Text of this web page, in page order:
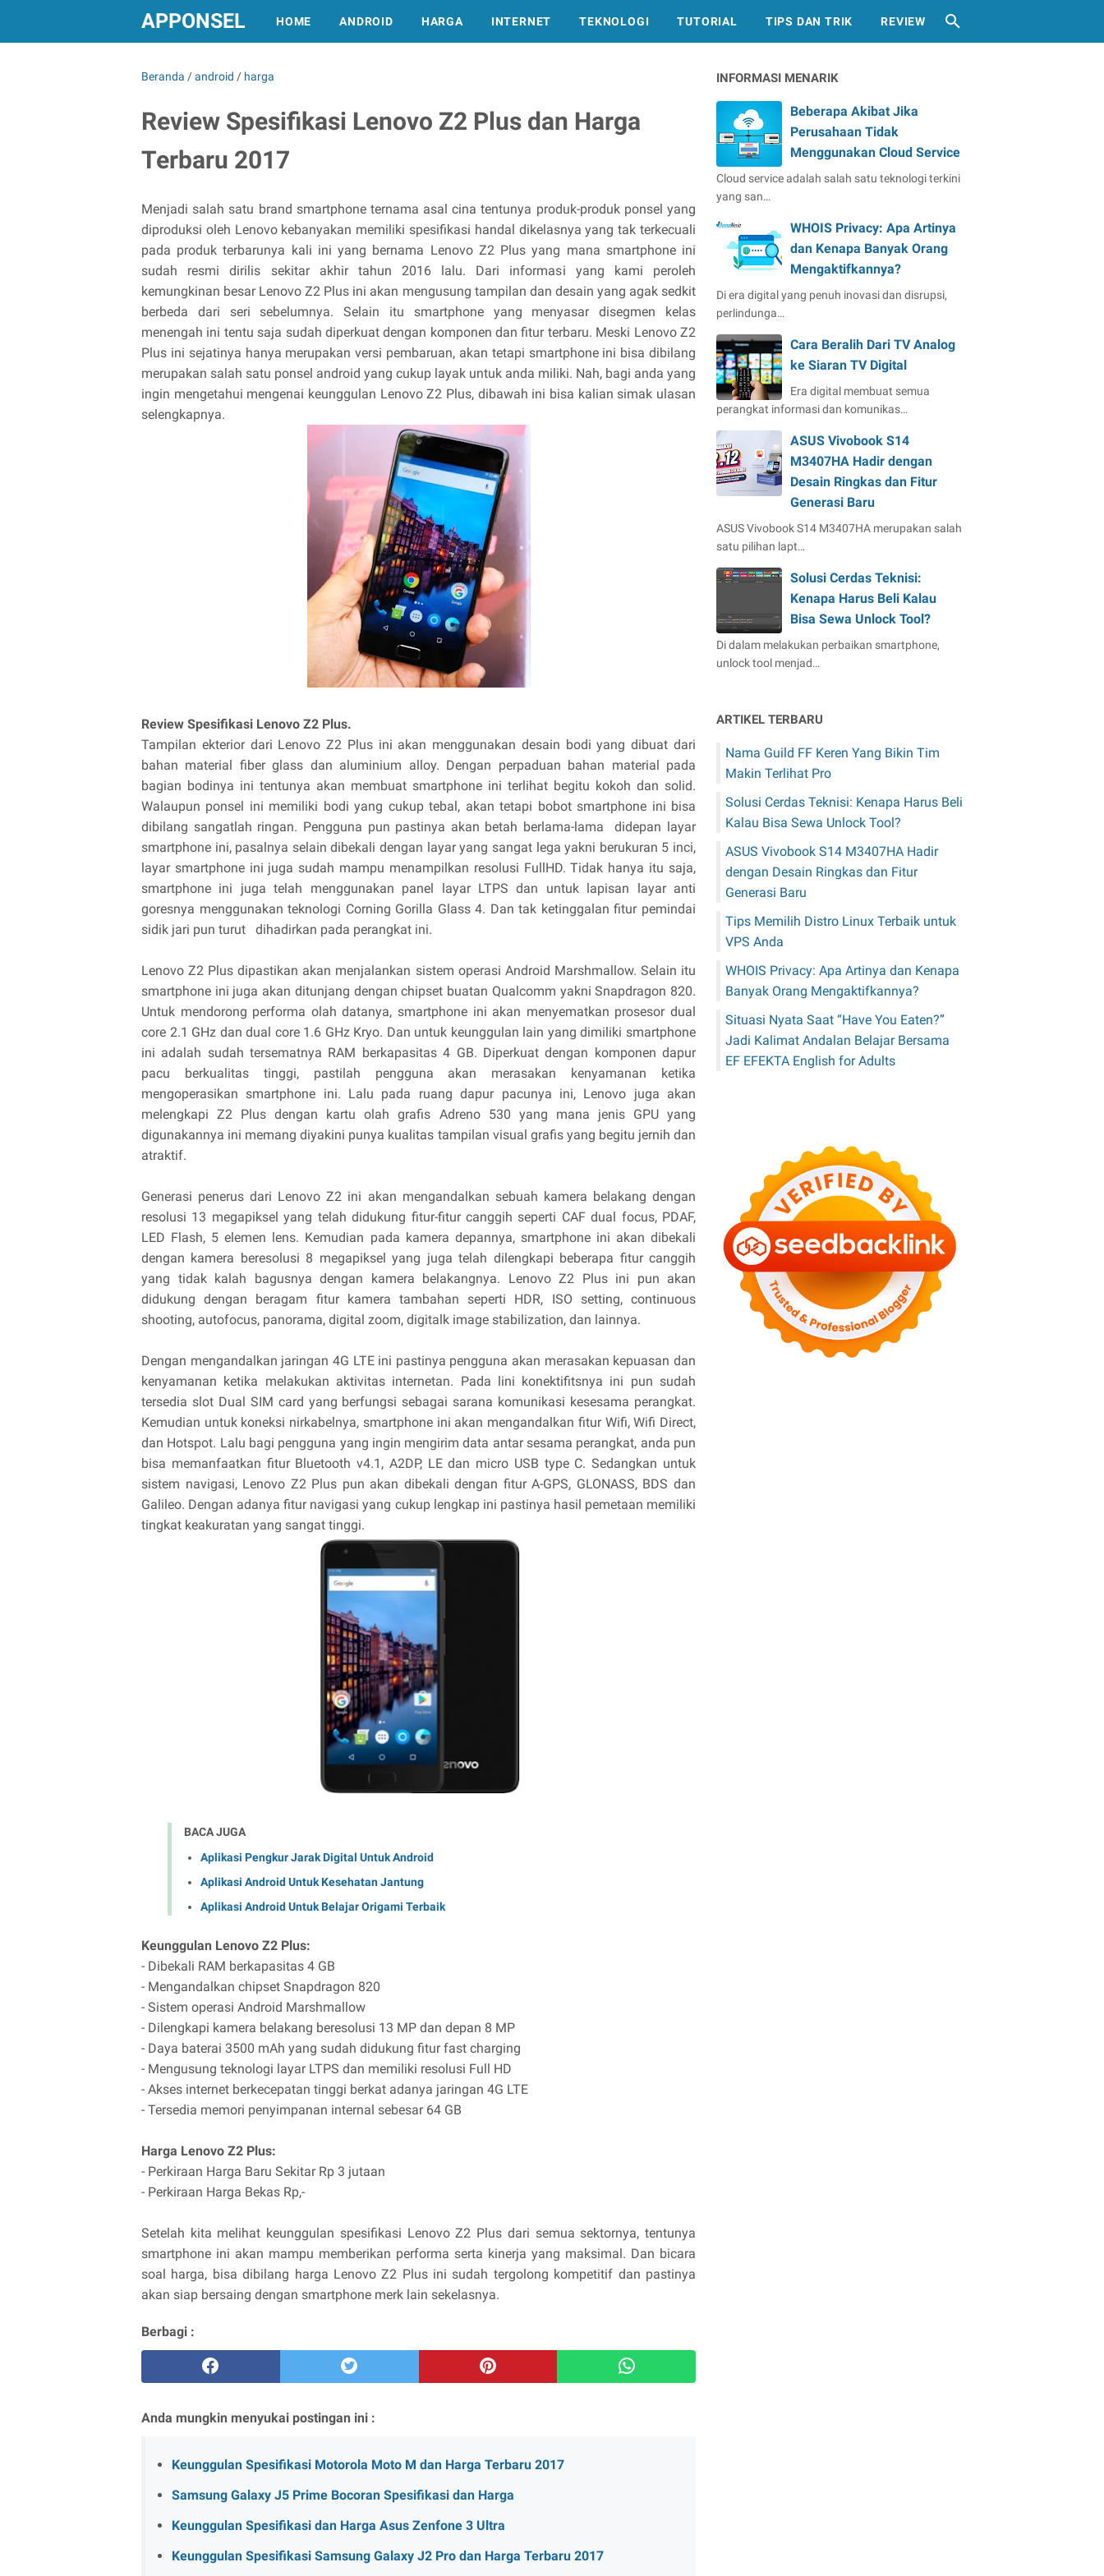
APPONSEL HOME ANDROID HARGA INTERNET TEKNOLOGI TUTORIAL TIPS DAN TRIK REVIEW
Beranda /android / harga
Review Spesifikasi Lenovo Z2 Plus dan Harga
Terbaru 2017
Menjadi salah satu brand smartphone ternama asal cina tentunya produk-produk ponsel yang
diproduksi oleh Lenovo kebanyakan memiliki spesifikasi handal dikelasnya yang tak terkecuali
pada produk terbarunya kali ini yang bernama Lenovo Z2 Plus yang mana smartphone ini
sudah resmi dirilis sekitar akhir tahun 2016 lalu. Dari informasi yang kami peroleh
kemungkinan besar Lenovo Z2 Plus ini akan mengusung tampilan dan desain yang agak sedkit
berbeda dari seri sebelumnya. Selain itu smartphone yang menyasar disegmen kelas
menengah ini tentu saja sudah diperkuat dengan komponen dan fitur terbaru. Meski Lenovo Z2
Plus ini sejatinya hanya merupakan versi pembaruan, akan tetapi smartphone ini bisa dibilang
merupakan salah satu ponsel android yang cukup layak untuk anda miliki. Nah, bagi anda yang
ingin mengetahui mengenai keunggulan Lenovo Z2 Plus, dibawah ini bisa kalian simak ulasan
selengkapnya.
Review Spesifikasi Lenovo Z2 Plus.
Tampilan ekterior dari Lenovo Z2 Plus ini akan menggunakan desain bodi yang dibuat dari
bahan material fiber glass dan aluminium alloy. Dengan perpaduan bahan material pada
bagian bodinya ini tentunya akan membuat smartphone ini terlihat begitu kokoh dan solid.
Walaupun ponsel ini memiliki bodi yang cukup tebal, akan tetapi bobot smartphone ini bisa
dibilang sangatlah ringan. Pengguna pun pastinya akan betah berlama-lama didepan layar
smartphone ini, pasalnya selain dibekali dengan layar yang sangat lega yakni berukuran 5 inci,
layar smartphone ini juga sudah mampu menampilkan resolusi FullHD. Tidak hanya itu saja,
smartphone ini juga telah menggunakan panel layar LTPS dan untuk lapisan layar anti
goresnya menggunakan teknologi Corning Gorilla Glass 4. Dan tak ketinggalan fitur pemindai
sidik jari pun turut dihadirkan pada perangkat ini.
Lenovo Z2 Plus dipastikan akan menjalankan sistem operasi Android Marshmallow. Selain itu
smartphone ini juga akan ditunjang dengan chipset buatan Qualcomm yakni Snapdragon 820.
Untuk mendorong performa olah datanya, smartphone ini akan menyematkan prosesor dual
core 2.1 GHz dan dual core 1.6 GHz Kryo. Dan untuk keunggulan lain yang dimiliki smartphone
ini adalah sudah tersematnya RAM berkapasitas 4 GB. Diperkuat dengan komponen dapur
pacu berkualitas tinggi, pastilah pengguna akan merasakan kenyamanan ketika
mengoperasikan smartphone ini. Lalu pada ruang dapur pacunya ini, Lenovo juga akan
melengkapi Z2 Plus dengan kartu olah grafis Adreno 530 yang mana jenis GPU yang
digunakannya ini memang diyakini punya kualitas tampilan visual grafis yang begitu jernih dan
atraktif.
Generasi penerus dari Lenovo Z2 ini akan mengandalkan sebuah kamera belakang dengan
resolusi 13 megapiksel yang telah didukung fitur-fitur canggih seperti CAF dual focus, PDAF,
LED Flash, 5 elemen lens. Kemudian pada kamera depannya, smartphone ini akan dibekali
dengan kamera beresolusi 8 megapiksel yang juga telah dilengkapi beberapa fitur canggih
yang tidak kalah bagusnya dengan kamera belakangnya. Lenovo Z2 Plus ini pun akan
didukung dengan beragam fitur kamera tambahan seperti HDR, ISO setting, continuous
shooting, autofocus, panorama, digital zoom, digitalk image stabilization, dan lainnya.
Dengan mengandalkan jaringan 4G LTE ini pastinya pengguna akan merasakan kepuasan dan
kenyamanan ketika melakukan aktivitas internetan. Pada lini konektifitsnya ini pun sudah
tersedia slot Dual SIM card yang berfungsi sebagai sarana komunikasi kesesama perangkat.
Kemudian untuk koneksi nirkabelnya, smartphone ini akan mengandalkan fitur Wifi, Wifi Direct,
dan Hotspot. Lalu bagi pengguna yang ingin mengirim data antar sesama perangkat, anda pun
bisa memanfaatkan fitur Bluetooth v4.1, A2DP, LE dan micro USB type C. Sedangkan untuk
sistem navigasi, Lenovo Z2 Plus pun akan dibekali dengan fitur A-GPS, GLONASS, BDS dan
Galileo. Dengan adanya fitur navigasi yang cukup lengkap ini pastinya hasil pemetaan memiliki
tingkat keakuratan yang sangat tinggi.
BACA JUGA
Aplikasi Pengkur Jarak Digital Untuk Android
Aplikasi Android Untuk Kesehatan Jantung
Aplikasi Android Untuk Belajar Origami Terbaik
Keunggulan Lenovo Z2 Plus:
- Dibekali RAM berkapasitas 4 GB
- Mengandalkan chipset Snapdragon 820
- Sistem operasi Android Marshmallow
- Dilengkapi kamera belakang beresolusi 13 MP dan depan 8 MP
- Daya baterai 3500 mAh yang sudah didukung fitur fast charging
- Mengusung teknologi layar LTPS dan memiliki resolusi Full HD
- Akses internet berkecepatan tinggi berkat adanya jaringan 4G LTE
- Tersedia memori penyimpanan internal sebesar 64 GB
Harga Lenovo Z2 Plus:
- Perkiraan Harga Baru Sekitar Rp 3 jutaan
- Perkiraan Harga Bekas Rp,-
Setelah kita melihat keunggulan spesifikasi Lenovo Z2 Plus dari semua sektornya, tentunya
smartphone ini akan mampu memberikan performa serta kinerja yang maksimal. Dan bicara
soal harga, bisa dibilang harga Lenovo Z2 Plus ini sudah tergolong kompetitif dan pastinya
akan siap bersaing dengan smartphone merk lain sekelasnya.
Berbagi :
Anda mungkin menyukai postingan ini :
Keunggulan Spesifikasi Motorola Moto M dan Harga Terbaru 2017
Samsung Galaxy J5 Prime Bocoran Spesifikasi dan Harga
Keunggulan Spesifikasi dan Harga Asus Zenfone 3 Ultra
Keunggulan Spesifikasi Samsung Galaxy J2 Pro dan Harga Terbaru 2017
INFORMASI MENARIK
Beberapa Akibat Jika
Perusahaan Tidak
Menggunakan Cloud Service
Cloud service adalah salah satu teknologi terkini
yang san…
WHOIS Privacy: Apa Artinya
dan Kenapa Banyak Orang
Mengaktifkannya?
Di era digital yang penuh inovasi dan disrupsi,
perlindunga…
Cara Beralih Dari TV Analog
ke Siaran TV Digital
Era digital membuat semua
perangkat informasi dan komunikas…
ASUS Vivobook S14
M3407HA Hadir dengan
Desain Ringkas dan Fitur
Generasi Baru
ASUS Vivobook S14 M3407HA merupakan salah
satu pilihan lapt…
Solusi Cerdas Teknisi:
Kenapa Harus Beli Kalau
Bisa Sewa Unlock Tool?
Di dalam melakukan perbaikan smartphone,
unlock tool menjad…
ARTIKEL TERBARU
Nama Guild FF Keren Yang Bikin Tim
Makin Terlihat Pro
Solusi Cerdas Teknisi: Kenapa Harus Beli
Kalau Bisa Sewa Unlock Tool?
ASUS Vivobook S14 M3407HA Hadir
dengan Desain Ringkas dan Fitur
Generasi Baru
Tips Memilih Distro Linux Terbaik untuk
VPS Anda
WHOIS Privacy: Apa Artinya dan Kenapa
Banyak Orang Mengaktifkannya?
Situasi Nyata Saat “Have You Eaten?”
Jadi Kalimat Andalan Belajar Bersama
EF EFEKTA English for Adults